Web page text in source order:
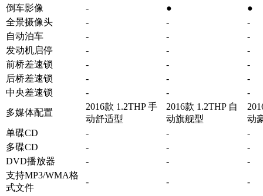
倒车影像
- ●
●
全景摄像头
- -
-
自动泊车
- -
-
发动机启停
- -
-
前桥差速锁
- -
-
后桥差速锁
- -
-
中央差速锁
- -
-
多媒体配置
2016款 1.2THP 手
动舒适型
2016款 1.2THP 自
动旗舰型
动
单碟CD
- -
-
多碟CD
- -
-
DVD播放器
- -
-
支持MP3/WMA格
式文件
- -
-